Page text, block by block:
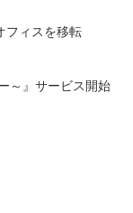
フィスを移転
～』サービス開始